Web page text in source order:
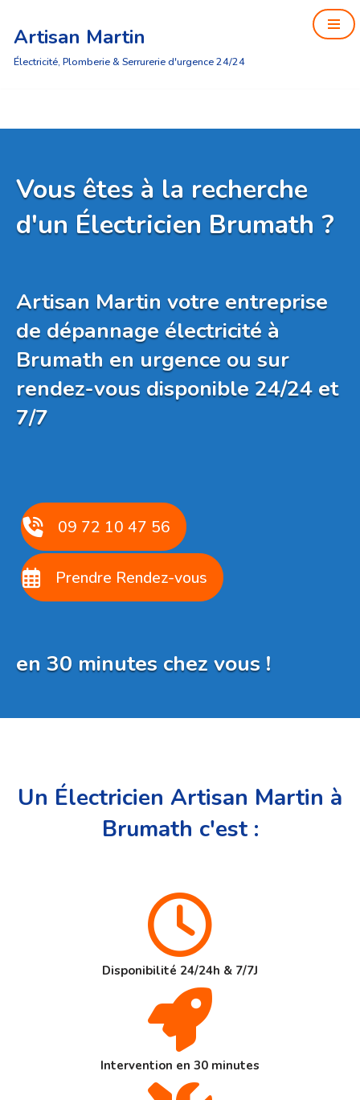
Aller
au
Artisan Martin
Électricité, Plomberie & Serrurerie d'urgence 24/24
Vous êtes à la recherche
d'un Électricien Brumath ?
Artisan Martin votre entreprise
de dépannage électricité à
Brumath en urgence ou sur
rendez-vous disponible 24/24 et
7/7
09 72 10 47 56
Prendre Rendez-vous
en 30 minutes chez vous !
Un Électricien Artisan Martin à
Brumath c'est :
Disponibilité 24/24h & 7/7J
Intervention en 30 minutes